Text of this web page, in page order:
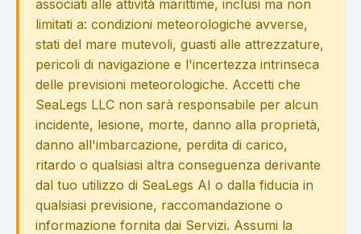
associati alle attività marittime, inclusi ma non
limitati a: condizioni meteorologiche avverse,
stati del mare mutevoli, guasti alle attrezzature,
pericoli di navigazione e l'incertezza intrinseca
delle previsioni meteorologiche. Accetti che
SeaLegs LLC non sarà responsabile per alcun
incidente, lesione, morte, danno alla proprietà,
danno all'imbarcazione, perdita di carico,
ritardo o qualsiasi altra conseguenza derivante
dal tuo utilizzo di SeaLegs AI o dalla fiducia in
qualsiasi previsione, raccomandazione o
informazione fornita dai Servizi. Assumi la